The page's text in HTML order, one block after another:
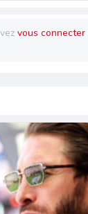
vous connecter